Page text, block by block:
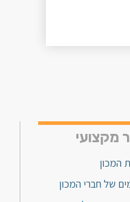
מקצועי
המכון
של חברי המכון